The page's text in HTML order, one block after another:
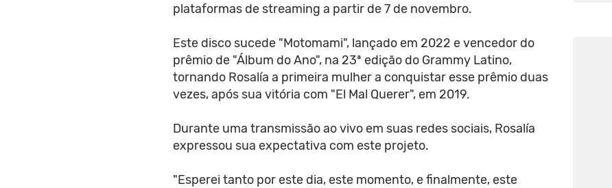
plataformas de streaming a partir de 7 de novembro.
Este disco sucede "Motomami", lançado em 2022 e vencedor do
prêmio de "Álbum do Ano", na 23ª edição do Grammy Latino,
tornando Rosalía a primeira mulher a conquistar esse prêmio duas
vezes, após sua vitória com "El Mal Querer", em 2019.
Durante uma transmissão ao vivo em suas redes sociais, Rosalía
expressou sua expectativa com este projeto.
"Esperei tanto por este dia, este momento, e finalmente, este